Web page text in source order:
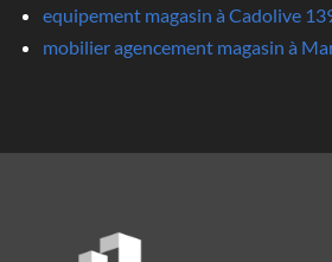
equipement magasin à Cadolive
mobilier agencement magasin à